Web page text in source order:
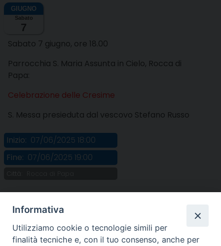
Sabato
7
Sabato 7 giugno, ore 18.00
Parrocchia S. Maria Assunta in Cielo, Rocca di
Papa:
Celebrazione delle Cresime
S. Messa presieduta dal vescovo Stefano Russo
Inizio: 07/06/2025 18:00
Fine: 07/06/2025 19:00
Informativa
Utilizziamo cookie o tecnologie simili per
finalità tecniche e, con il tuo consenso, anche per